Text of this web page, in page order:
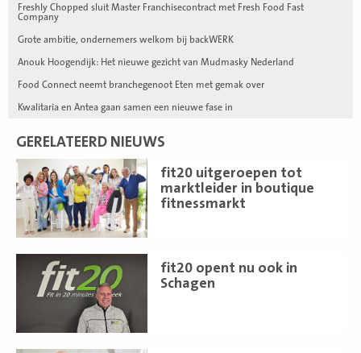
Freshly Chopped sluit Master Franchisecontract met Fresh Food Fast
Company
Grote ambitie, ondernemers welkom bij backWERK
Anouk Hoogendijk: Het nieuwe gezicht van Mudmasky Nederland
Food Connect neemt branchegenoot Eten met gemak over
Kwalitaria en Antea gaan samen een nieuwe fase in
GERELATEERD NIEUWS
fit20 uitgeroepen tot
marktleider in boutique
fitnessmarkt
Lees
meer
fit20 opent nu ook in
Schagen
meer